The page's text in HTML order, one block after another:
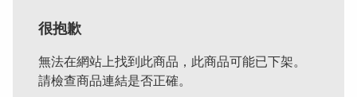
很抱歉
無法在網站上找到此商品，此商品可能已下架。
請檢查商品連結是否正確。